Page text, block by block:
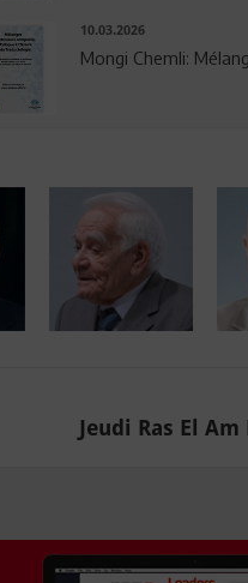
10.03.2026
Mongi Chemli:
Jeudi Ras El